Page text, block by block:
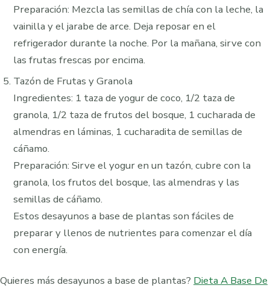
Preparación: Mezcla las semillas de chía con la leche, la
vainilla y el jarabe de arce. Deja reposar en el
refrigerador durante la noche. Por la mañana, sirve con
las frutas frescas por encima.
Tazón de Frutas y Granola
Ingredientes: 1 taza de yogur de coco, 1/2 taza de
granola, 1/2 taza de frutos del bosque, 1 cucharada de
almendras en láminas, 1 cucharadita de semillas de
cáñamo.
Preparación: Sirve el yogur en un tazón, cubre con la
granola, los frutos del bosque, las almendras y las
semillas de cáñamo.
Estos desayunos a base de plantas son fáciles de
preparar y llenos de nutrientes para comenzar el día
con energía.
Quieres más desayunos a base de plantas? Dieta A Base De